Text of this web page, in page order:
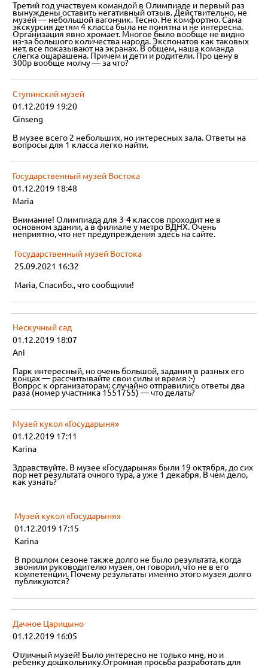
Третий год участвуем командой в Олимпиаде и первый раз
вынуждены оставить негативный отзыв. Действительно, не
музей — небольшой вагончик. Тесно. Не комфортно. Сама
экскурсия детям 4 класса была не понятна и не интересна.
Организация явно хромает. Многое было вообще не видно
из-за большого количества народа. Экспонатов как таковых
нет, все показывают на экранах. В общем, наша команда
слегка ошарашена. Причем и дети и родители. Про цену в
300р вообще молчу — за что?
Ступинский музей
01.12.2019 19:20
Ginseng
В музее всего 2 небольших, но интересных зала. Ответы на
вопросы для 1 класса легко найти.
Государственный музей Востока
01.12.2019 18:48
Maria
Внимание! Олимпиада для 3-4 классов проходит не в
основном здании, а в филиале у метро ВДНХ. Очень
неприятно, что нет предупреждения здесь на сайте.
Государственный музей Востока
25.09.2021 16:32
Maria, Спасибо., что сообщили!
Нескучный сад
01.12.2019 18:07
Ani
Парк интересный, но очень большой, задания в разных его
концах — рассчитывайте свои силы и время :-)
Вопрос к организаторам: случайно отправились ответы два
раза (номер участника 1551755) — что делать?
Музей кукол «Государыня»
01.12.2019 17:11
Karina
Здравствуйте. В музее «Государыня» были 19 октября, до сих
пор нет результата очного тура, а уже 1 декабря. В чем дело,
как узнать?
Музей кукол «Государыня»
01.12.2019 17:15
Karina
В прошлом сезоне также долго не было результата, когда
звонили руководителю музея, он говорил, что не в его
компетенции. Почему результаты именно этого музея долго
публикуются?
Дачное Царицыно
01.12.2019 16:05
Отличный музей! Было интересно не только мне, но и
ребенку дошкольнику.Огромная просьба разработать для